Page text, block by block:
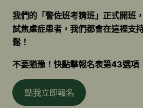
我們的「警佐班考猜班」正式開班
試焦慮症患者，我們都會在這裡支
鬆！
不要猶豫！快點擊報名表第43選項
點我立即報名